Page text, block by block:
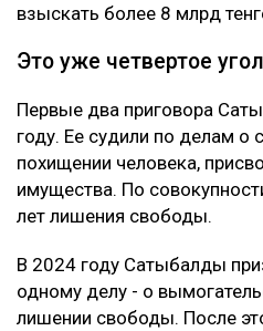
взыскать более 8 млрд
Это уже четвертое
Первые два приговора
году. Ее судили по делам о
похищении человека,
имущества. По
лет лишения свободы.
В 2024 году Сатыбалды
одному делу - о
лишении свободы. После